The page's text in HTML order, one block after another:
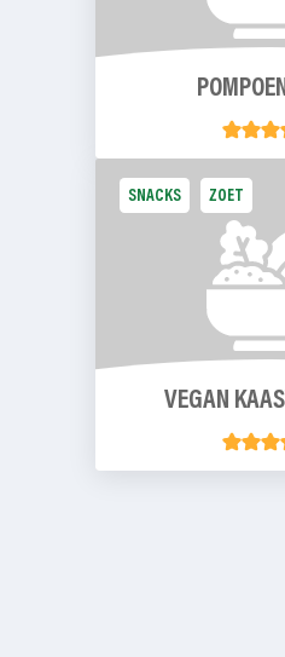
SNACKS ZOET
VEGAN